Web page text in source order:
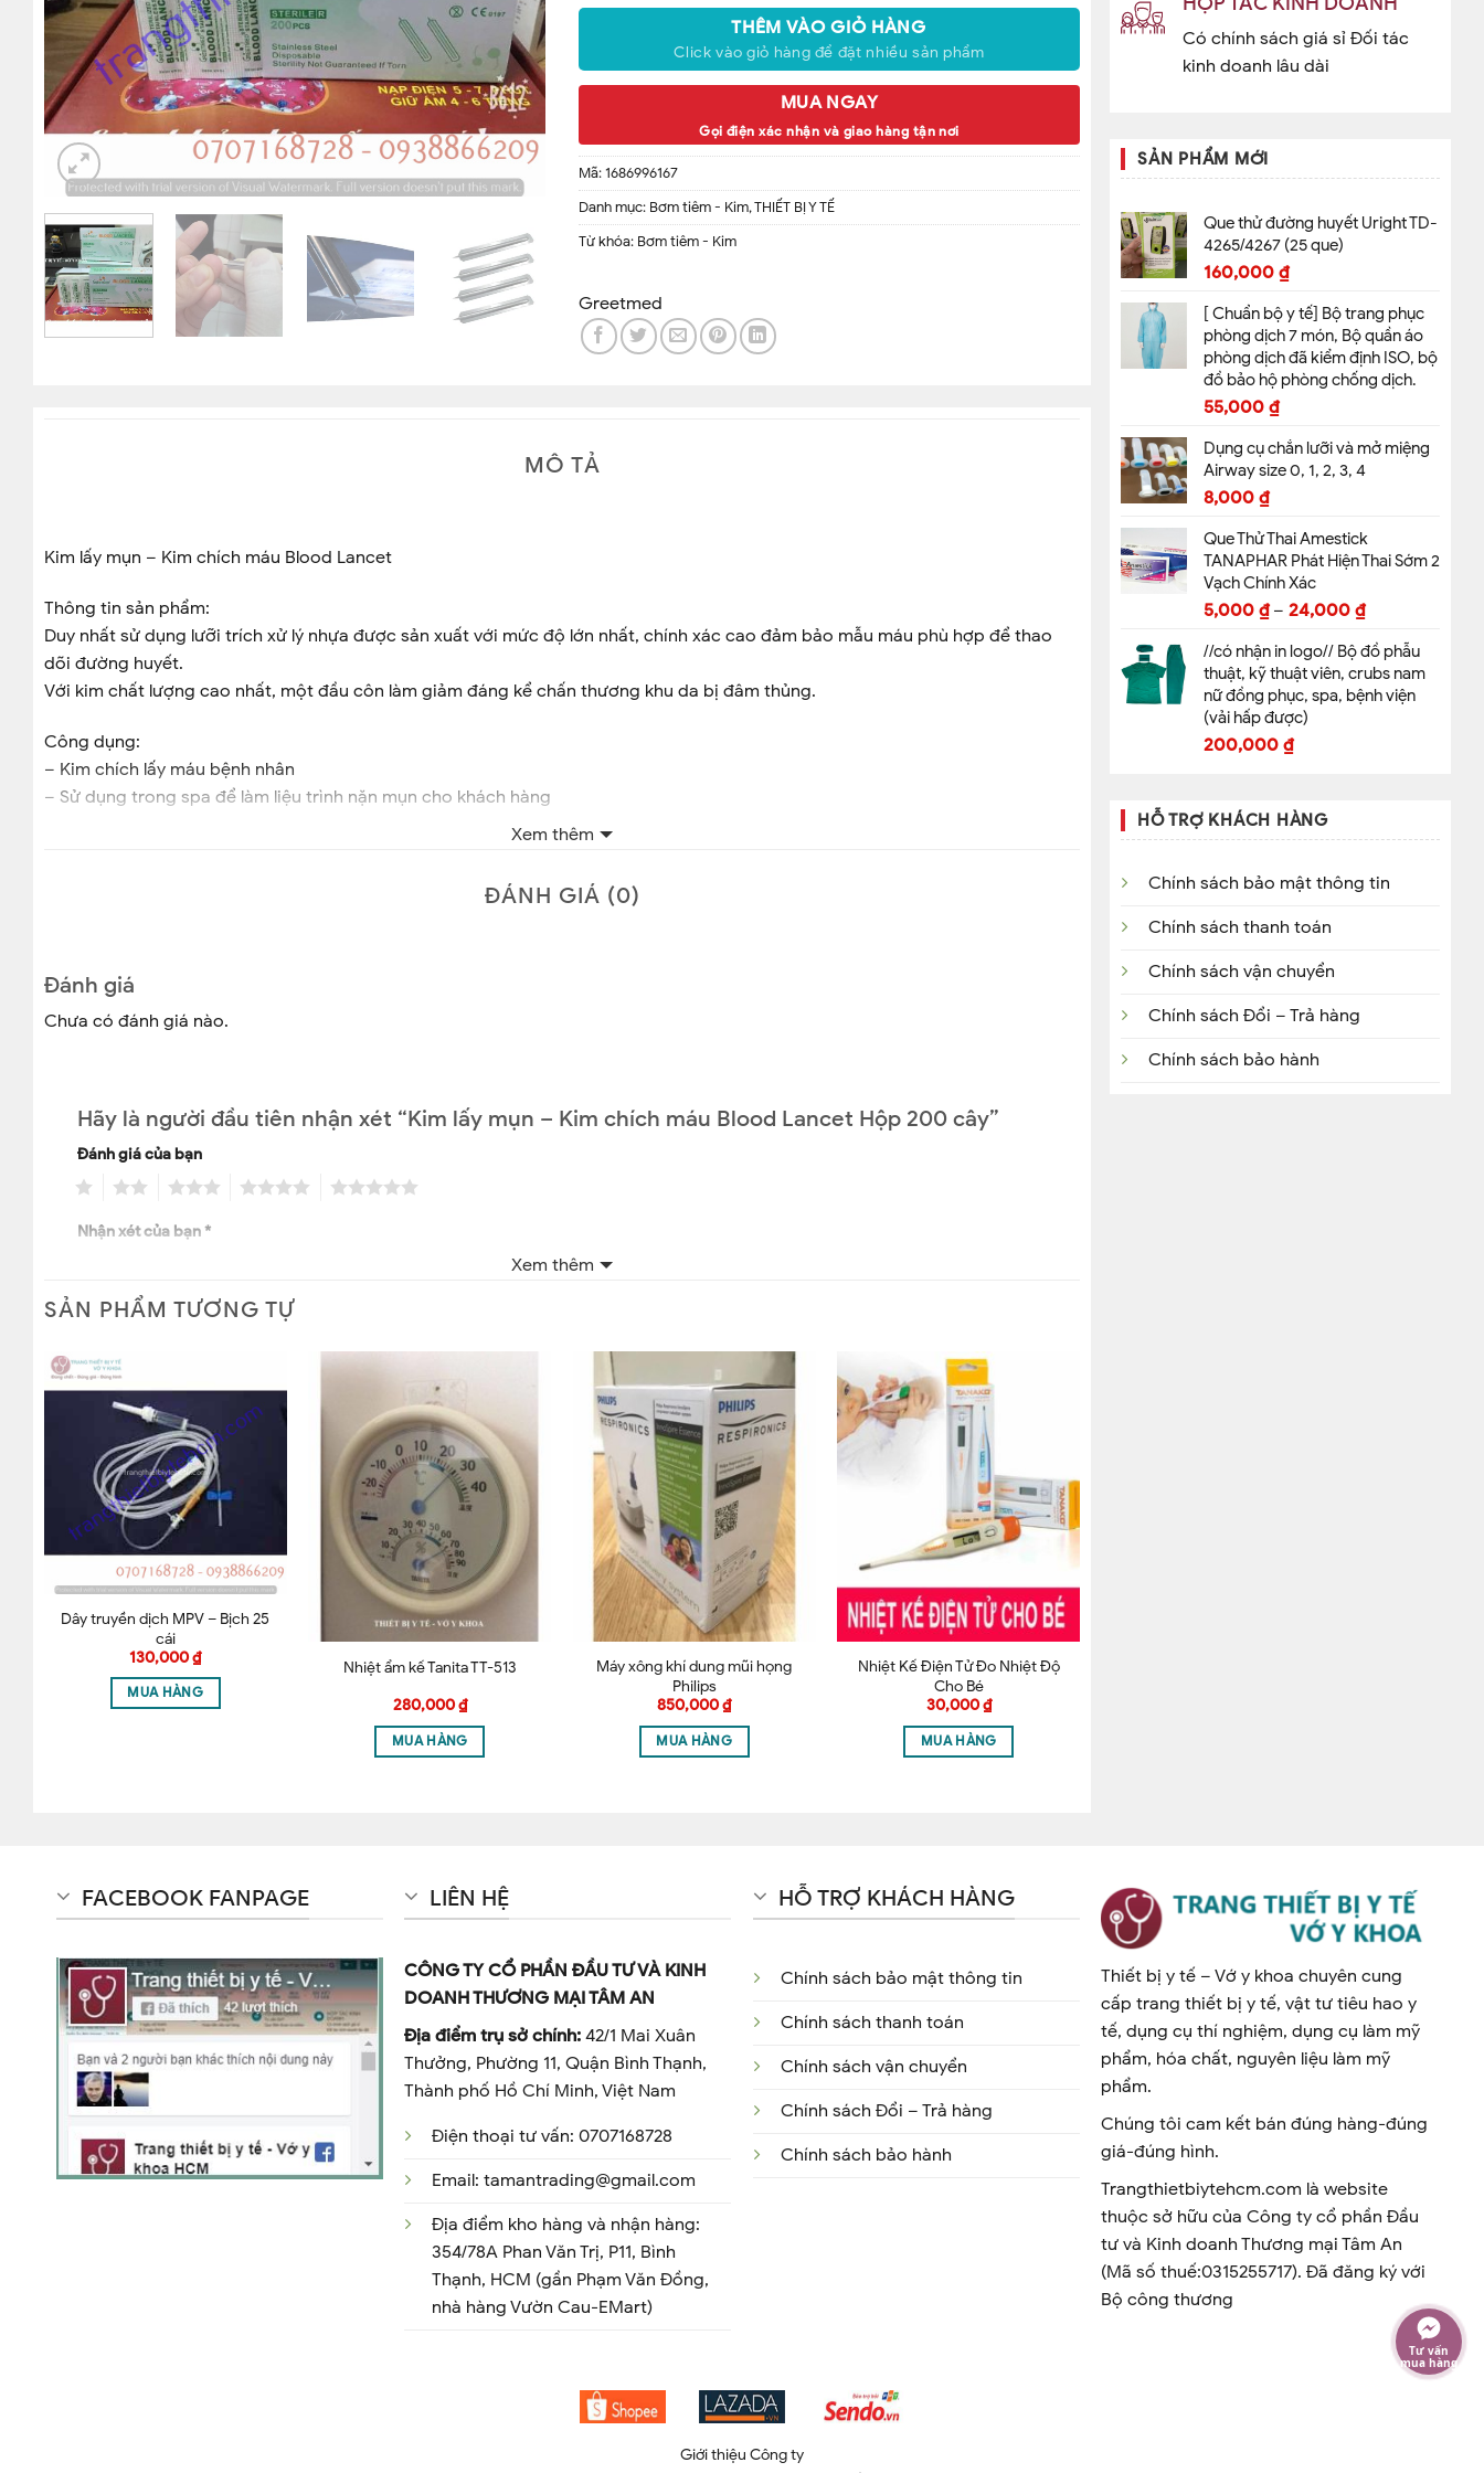
Có chính sách giá sỉ Đối tác
kinh doanh lâu dài
SẢN PHẨM MỚI
Que thử đường huyết Uright TD-
4265/4267 (25 que)
160,000 ₫
[ Chuẩn bộ y tế] Bộ trang phục
phòng dịch 7 món, Bộ quần áo
phòng dịch đã kiểm định ISO, bộ
đồ bảo hộ phòng chống dịch.
55,000 ₫
Dụng cụ chắn lưỡi và mở miệng
Airway size 0, 1, 2, 3, 4
8,000 ₫
Que Thử Thai Amestick
TANAPHAR Phát Hiện Thai Sớm 2
Vạch Chính Xác
5,000 ₫– 24,000 ₫
//có nhận in logo// Bộ đồ phẫu
thuật, kỹ thuật viên, crubs nam
nữ đồng phục, spa, bệnh viện
(vải hấp được)
200,000 ₫
HỖ TRỢ KHÁCH HÀNG
Chính sách bảo mật thông tin
Chính sách thanh toán
Chính sách vận chuyển
Chính sách Đổi – Trả hàng
Chính sách bảo hành
– Kim chích lấy máu bệnh nhân
– Sử dụng trong spa để làm liệu trình nặn mụn cho khách hàng
Được sản xuất từ thép carbon, đầu mũi kim được vát nhọn
THÊM VÀO GIỎ HÀNG
Click vào giỏ hàng để đặt nhiều sản phẩm
MUA NGAY
Gọi điện xác nhận và giao hàng tận nơi
Mã:1686996167
Danh mục: Bơm tiêm - Kim,THIẾT BỊ Y TẾ
Từ khóa: Bơm tiêm - Kim
Greetmed
MÔ TẢ
Kim lấy mụn – Kim chích máu Blood Lancet
Thông tin sản phẩm:
Duy nhất sử dụng lưỡi trích xử lý nhựa được sản xuất với mức độ lớn nhất, chính xác cao đảm bảo mẫu máu phù hợp để thao
dõi đường huyết.
Với kim chất lượng cao nhất, một đầu côn làm giảm đáng kể chấn thương khu da bị đâm thủng.
Công dụng:
– Kim chích lấy máu bệnh nhân
– Sử dụng trong spa để làm liệu trình nặn mụn cho khách hàng
Được sản xuất từ thép carbon, đầu mũi kim được vát nhọn với công nghệ sản xuất hiện đại, được bọc giấy riêng lẻ nên bảo
CAM KẾT BÁN HÀNG CHÍNH HÃNG
#bloodlancets #kimchichmau #kimlaymau #kimlaymun
Xem thêm
ĐÁNH GIÁ (0)
Đánh giá
Chưa có đánh giá nào.
Hãy là người đầu tiên nhận xét “Kim lấy mụn – Kim chích máu Blood Lancet Hộp 200 cây”
Đánh giá của bạn
Nhận xét của bạn*
Email*
Lưu tên của tôi, email, và trang web trong trình duyệt này cho lần bình luận kế tiếp của tôi.
Xem thêm
SẢN PHẨM TƯƠNG TỰ
Dây truyền dịch MPV – Bịch 25
cái
130,000₫
MUA HÀNG
Nhiệt ẩm kế Tanita TT-513
280,000₫
MUA HÀNG
Máy xông khí dung mũi họng
Philips
850,000₫
MUA HÀNG
Nhiệt Kế Điện Tử Đo Nhiệt Độ
Cho Bé
30,000₫
MUA HÀNG
FACEBOOK FANPAGE LIÊN HỆ
CÔNG TY CỔ PHẦN ĐẦU TƯ VÀ KINH
DOANH THƯƠNG MẠI TÂM AN
Địa điểm trụ sở chính: 42/1 Mai Xuân
Thưởng, Phường 11, Quận Bình Thạnh,
Thành phố Hồ Chí Minh, Việt Nam
Điện thoại tư vấn: 0707168728
Email: tamantrading@gmail.com
Địa điểm kho hàng và nhận hàng:
354/78A Phan Văn Trị, P11, Bình
Thạnh, HCM (gần Phạm Văn Đồng,
nhà hàng Vườn Cau-EMart)
HỖ TRỢ KHÁCH HÀNG
Chính sách bảo mật thông tin
Chính sách thanh toán
Chính sách vận chuyển
Chính sách Đổi – Trả hàng
Chính sách bảo hành
Thiết bị y tế – Vớ y khoa chuyên cung
cấp trang thiết bị y tế, vật tư tiêu hao y
tế, dụng cụ thí nghiệm, dụng cụ làm mỹ
phẩm, hóa chất, nguyên liệu làm mỹ
phẩm.
Chúng tôi cam kết bán đúng hàng-đúng
giá-đúng hình.
Trangthietbiytehcm.com là website
thuộc sở hữu của Công ty cổ phần Đầu
tư và Kinh doanh Thương mại Tâm An
(Mã số thuế:0315255717). Đã đăng ký với
Bộ công thương
Giới thiệu Công ty
Tư vấn
mua hàng